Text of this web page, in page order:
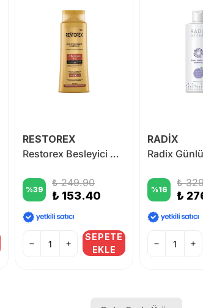
RESTOREX
Restorex Besleyici Bakım 7 Besleyici Yağlı Şampuan 500 ml
%39
₺ 249.90
₺ 153.40
SEPETE
EKLE
RADİX
%16
₺
₺